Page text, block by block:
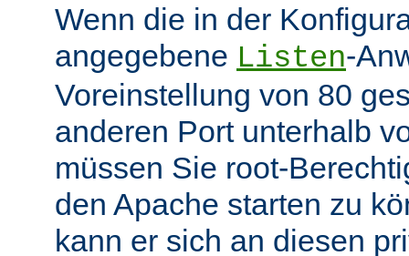
Wenn die in der
angegebene Listen-
Voreinstellung von 80
anderen Port unterhalb
müssen Sie root-
den Apache starten zu
kann er sich an diesen